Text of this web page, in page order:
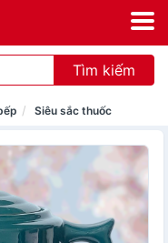
Tìm kiếm
Siêu sắc thuốc